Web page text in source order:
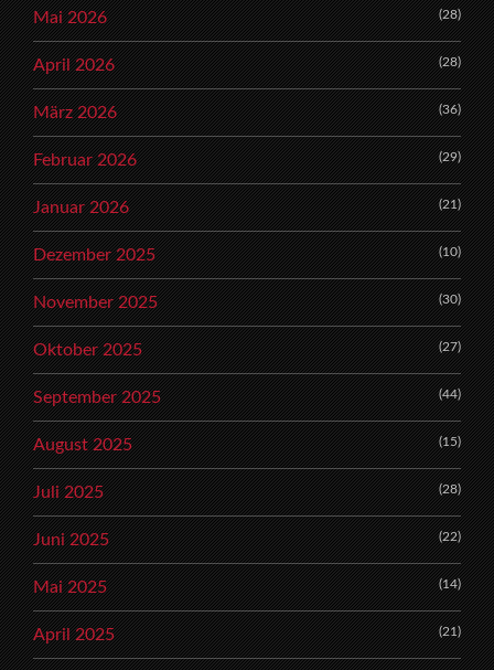
Mai 2026 (28)
April 2026 (28)
März 2026 (36)
Februar 2026 (29)
Januar 2026 (21)
Dezember 2025 (10)
November 2025 (30)
Oktober 2025 (27)
September 2025 (44)
August 2025 (15)
Juli 2025 (28)
Juni 2025 (22)
Mai 2025 (14)
April 2025 (21)